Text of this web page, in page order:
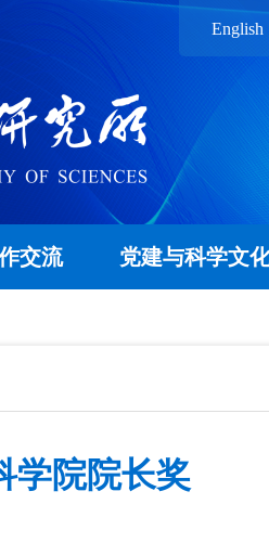
English
交流 党建与科学文
学院院长奖